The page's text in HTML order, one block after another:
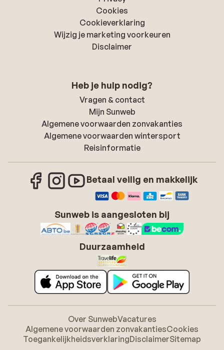
Cookies
Cookieverklaring
Wijzig je marketing voorkeuren
Disclaimer
Heb je hulp nodig?
Vragen & contact
Mijn Sunweb
Algemene voorwaarden zonvakanties
Algemene voorwaarden wintersport
Reisinformatie
Betaal veilig en makkelijk
Sunweb is aangesloten bij
Duurzaamheid
Over SunwebVacatures
Algemene voorwaarden zonvakantiesCookies
ToegankelijkheidsverklaringDisclaimerSitemap